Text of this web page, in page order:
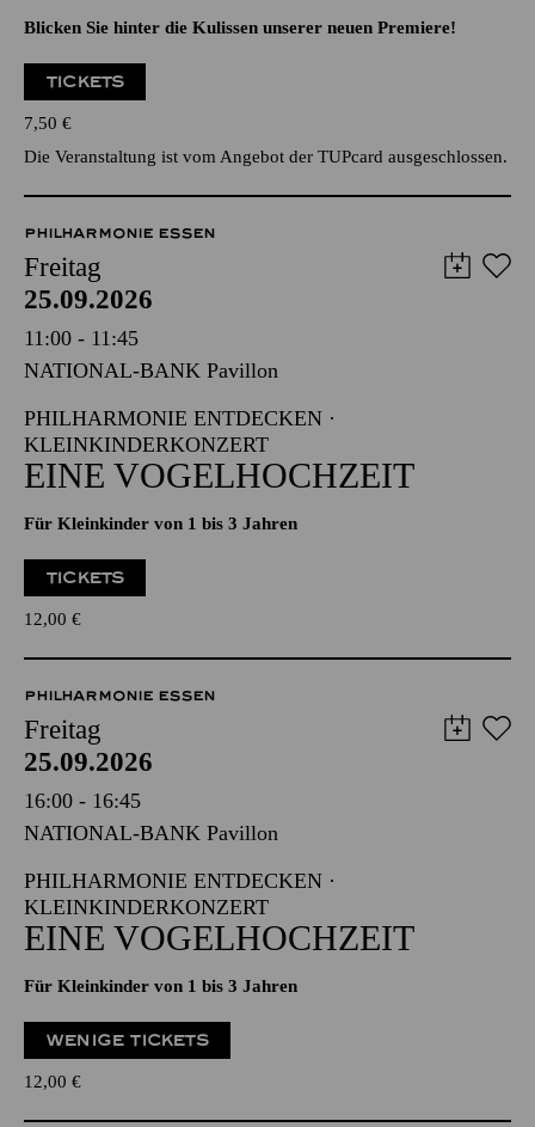
Blicken Sie hinter die Kulissen unserer neuen Premiere!
TICKETS
7,50 €
Die Veranstaltung ist vom Angebot der TUPcard ausgeschlossen.
PHILHARMONIE ESSEN
Freitag
25.09.2026
11:00 - 11:45
NATIONAL-BANK Pavillon
PHILHARMONIE ENTDECKEN ·
KLEINKINDERKONZERT
EINE VOGELHOCHZEIT
Für Kleinkinder von 1 bis 3 Jahren
TICKETS
12,00 €
PHILHARMONIE ESSEN
Freitag
25.09.2026
16:00 - 16:45
NATIONAL-BANK Pavillon
PHILHARMONIE ENTDECKEN ·
KLEINKINDERKONZERT
EINE VOGELHOCHZEIT
Für Kleinkinder von 1 bis 3 Jahren
WENIGE TICKETS
12,00 €